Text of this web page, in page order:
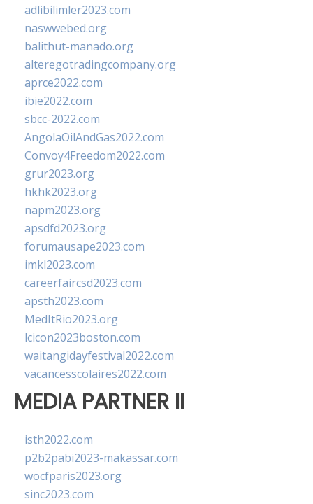
adlibilimler2023.com
naswwebed.org
balithut-manado.org
alteregotradingcompany.org
aprce2022.com
ibie2022.com
sbcc-2022.com
AngolaOilAndGas2022.com
Convoy4Freedom2022.com
grur2023.org
hkhk2023.org
napm2023.org
apsdfd2023.org
forumausape2023.com
imkl2023.com
careerfaircsd2023.com
apsth2023.com
MedItRio2023.org
lcicon2023boston.com
waitangidayfestival2022.com
vacancesscolaires2022.com
MEDIA PARTNER II
isth2022.com
p2b2pabi2023-makassar.com
wocfparis2023.org
sinc2023.com